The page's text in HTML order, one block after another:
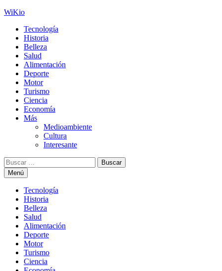
Saltar
contenido
WiKio
Tecnología
Historia
Belleza
Salud
Alimentación
Deporte
Motor
Turismo
Ciencia
Economía
Más
Medioambiente
Cultura
Interesante
Buscar:
Menú
Tecnología
Historia
Belleza
Salud
Alimentación
Deporte
Motor
Turismo
Ciencia